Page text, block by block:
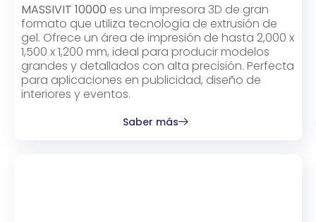
MASSIVIT 10000 es una impresora 3D de gran
formato que utiliza tecnología de extrusión de
gel. Ofrece un área de impresión de hasta 2,000 x
1,500 x 1,200 mm, ideal para producir modelos
grandes y detallados con alta precisión. Perfecta
para aplicaciones en publicidad, diseño de
interiores y eventos.
Saber más